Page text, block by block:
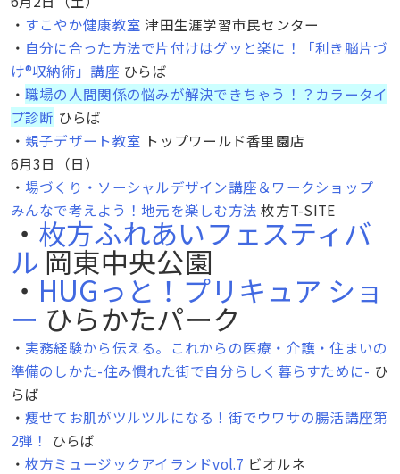
・ すこやか健康教室 津田生涯学習市民センター
・ 自分に合った方法で片付けはグッと楽に！「利き脳片づ
け®収納術」講座 ひらば
・ 職場の人間関係の悩みが解決できちゃう！？カラータイ
プ診断 ひらば
・ 親子デザート教室 トップワールド香里園店
6月3日（日）
・ 場づくり・ソーシャルデザイン講座＆ワークショップ
みんなで考えよう！地元を楽しむ方法 枚方T-SITE
・ 枚方ふれあいフェスティバ
ル岡東中央公園
・ HUGっと！プリキュア ショ
ー ひらかたパーク
・ 実務経験から伝える。これからの医療・介護・住まいの
準備のしかた-住み慣れた街で自分らしく暮らすために- ひ
らば
・ 痩せてお肌がツルツルになる！街でウワサの腸活講座第
2弾！
ひらば
・ 枚方ミュージックアイランドvol.7 ビオルネ